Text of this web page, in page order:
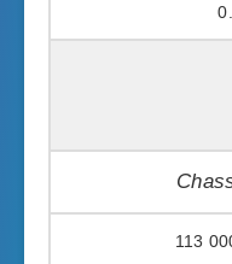
113